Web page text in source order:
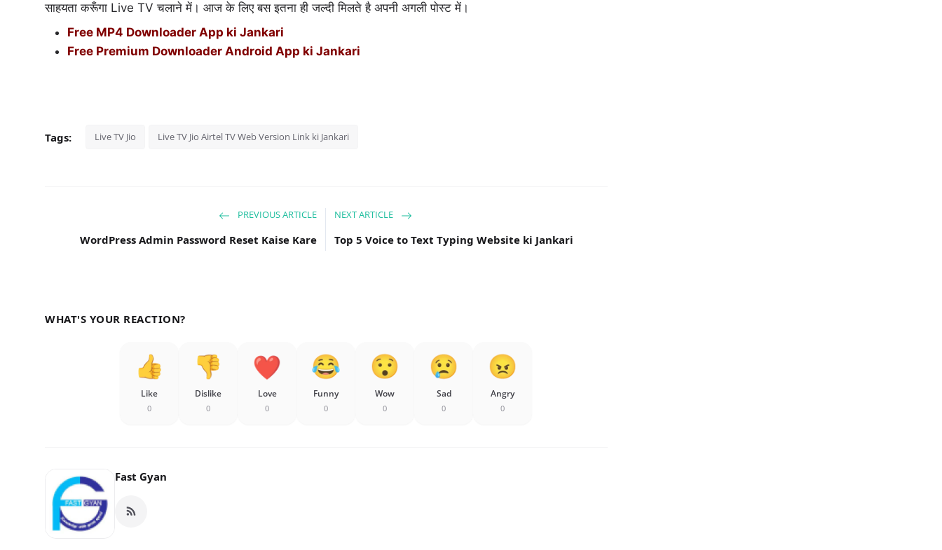
साहयता करूँगा Live TV चलाने में। आज के लिए बस इतना ही जल्दी मिलते है अपनी अगली पोस्ट में।
Free MP4 Downloader App ki Jankari
Free Premium Downloader Android App ki Jankari
Tags: Live TV Jio Live TV Jio Airtel TV Web Version Link ki Jankari
PREVIOUS ARTICLE
WordPress Admin Password Reset Kaise Kare
NEXT ARTICLE
Top 5 Voice to Text Typing Website ki Jankari
WHAT'S YOUR REACTION?
Like
0
Dislike
0
Love
0
Funny
0
Wow
0
Sad
0
Angry
0
Fast Gyan